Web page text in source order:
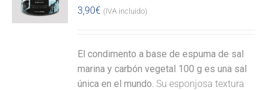
3,90€ (IVA incluido)
El condimento a base de espuma de sal
marina y carbón vegetal 100 g es una sal
única en el mundo. Su esponjosa textura